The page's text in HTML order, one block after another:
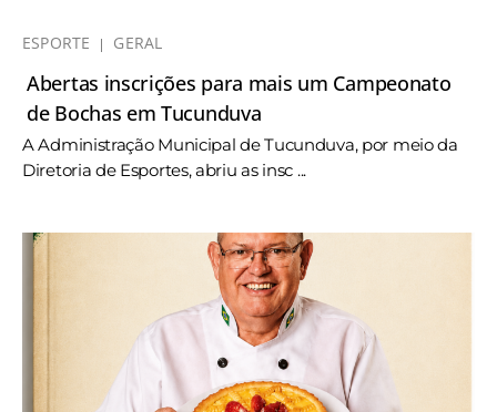
ESPORTE GERAL
Abertas inscrições para mais um Campeonato
de Bochas em Tucunduva
A Administração Municipal de Tucunduva, por meio da
Diretoria de Esportes, abriu as insc ...